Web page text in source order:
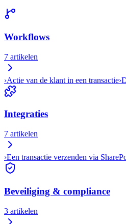
Workflows
7 artikelen
›Actie van de klant in een transactie›
Integraties
7 artikelen
›Een transactie verzenden via
Beveiliging & compliance
3 artikelen